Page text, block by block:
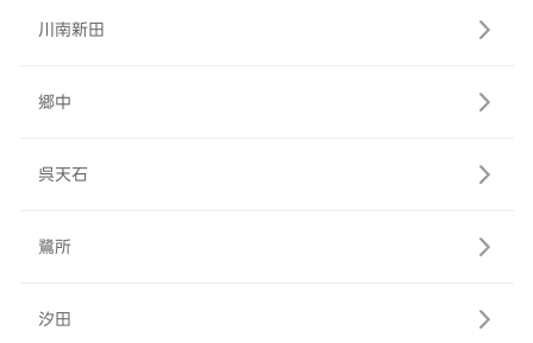
川南新田
郷中
呉天石
鷺所
汐田